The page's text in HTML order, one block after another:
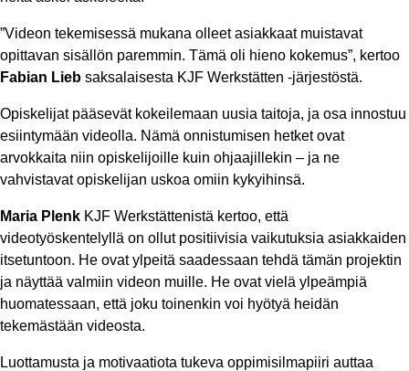
”Videon tekemisessä mukana olleet asiakkaat muistavat
opittavan sisällön paremmin. Tämä oli hieno kokemus”, kertoo
Fabian Lieb saksalaisesta KJF Werkstätten -järjestöstä.
Opiskelijat pääsevät kokeilemaan uusia taitoja, ja osa innostuu
esiintymään videolla. Nämä onnistumisen hetket ovat
arvokkaita niin opiskelijoille kuin ohjaajillekin – ja ne
vahvistavat opiskelijan uskoa omiin kykyihinsä.
Maria Plenk KJF Werkstättenistä kertoo, että
videotyöskentelyllä on ollut positiivisia vaikutuksia asiakkaiden
itsetuntoon. He ovat ylpeitä saadessaan tehdä tämän projektin
ja näyttää valmiin videon muille. He ovat vielä ylpeämpiä
huomatessaan, että joku toinenkin voi hyötyä heidän
tekemästään videosta.
Luottamusta ja motivaatiota tukeva oppimisilmapiiri auttaa